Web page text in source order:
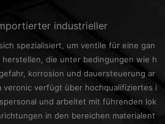
industrieller
spezialisiert, um ventile für eine gan
die unter bedingungen wie h
korrosion und dauersteuerung ar
veronic verfügt über hochqualifiziertes i
und arbeitet mit führenden lok
in den bereichen materialent